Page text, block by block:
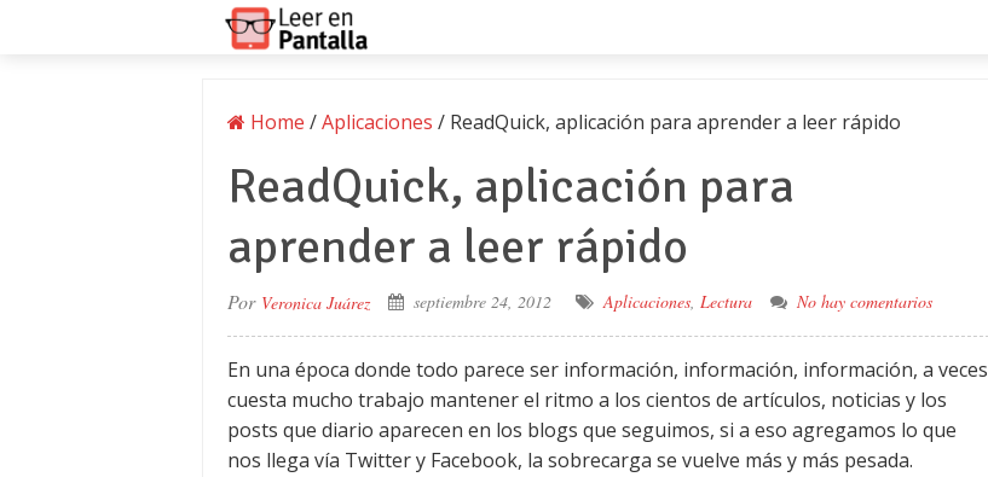
Home /Aplicaciones / ReadQuick, aplicación para aprender a leer rápido
ReadQuick, aplicación para
aprender a leer rápido
Por Veronica Juárez septiembre 24, 2012 Aplicaciones, Lectura No hay comentarios
En una época donde todo parece ser información, información, información, a veces
cuesta mucho trabajo mantener el ritmo a los cientos de artículos, noticias y los
posts que diario aparecen en los blogs que seguimos, si a eso agregamos lo que
nos llega vía Twitter y Facebook, la sobrecarga se vuelve más y más pesada.